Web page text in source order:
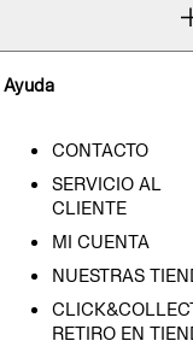
Ayuda
CONTACTO
SERVICIO AL
CLIENTE
MI CUENTA
NUESTRAS
RETIRO EN